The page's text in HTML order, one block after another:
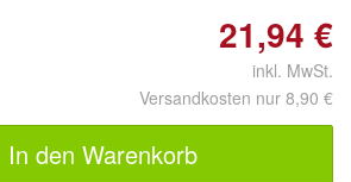
21,94 €
inkl. MwSt.
Versandkosten nur 8,90 €
In den Warenkorb